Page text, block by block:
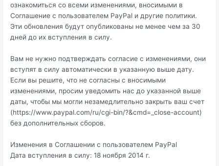
ознакомиться со всеми изменениями, вносимыми в
Соглашение с пользователем PayPal и другие политики.
Эти обновления будут опубликованы не менее чем за 30
дней до их вступления в силу.
Вам не нужно подтверждать согласие с изменениями, они
вступят в силу автоматически в указанную выше дату.
Если вы решите, что не согласны с вносимыми
изменениями, просим уведомить нас до указанной выше
даты, чтобы мы могли незамедлительно закрыть ваш счет
(https://www.paypal.com/ru/cgi-bin/?&cmd=_close-account)
без дополнительных сборов.
Изменения в Соглашении с пользователем PayPal
Дата вступления в силу: 18 ноября 2014 г.